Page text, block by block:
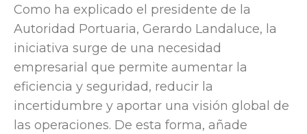
Como ha explicado el presidente de la
Autoridad Portuaria, Gerardo Landaluce, la
iniciativa surge de una necesidad
empresarial que permite aumentar la
eficiencia y seguridad, reducir la
incertidumbre y aportar una visión global de
las operaciones. De esta forma, añade